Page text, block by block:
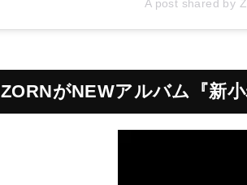
A post shared by
ZORNがNEWアルバム『新